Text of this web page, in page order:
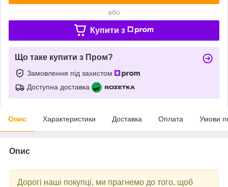
або
Купити з
Що таке купити з Пром?
Замовлення під захистом
Доступна доставка
Опис Характеристики Доставка Оплата Умови
Опис
Дорогі наші покупці, ми прагнемо до того, щоб